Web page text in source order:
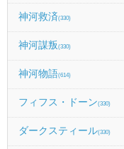
神河救済(330)
神河謀叛 (330)
神河物語(614)
フィフス・ドーン(330)
ダークスティール(330)